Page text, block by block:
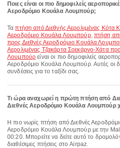
Ποιες είναι οι πιο δημοφιλείς
Αεροδρόμιο Κουάλα Λουμπούρ;
Ταπτήση από Διεθνής Αερολιμένας Κότα
Αεροδρόμιο Κουάλα Λουμπούρ, πτήση
προς Διεθνές Αεροδρόμιο Κουάλα
Αερολιμένας Τζακάρτα Σοεκάρνο-Χάτα
Λουμπούρ είναι οι πιο δημοφιλείς
Αεροδρόμιο Κουάλα Λουμπούρ. Αυτές οι
συνδέσεις για το ταξίδι σας.
Τι ώρα αναχωρεί η πρώτη πτήση από
Διεθνές Αεροδρόμιο Κουάλα Λουμπούρ
Η πιο νωρίς πτήση από Διεθνές Αεροδρόμιο Τσενάι προς Διεθνές
Αεροδρόμιο Κουάλα Λουμπούρ με την
00:20. Μπορείτε να δείτε αυτό το
διαθέσιμες πτήσεις στο Airpaz.